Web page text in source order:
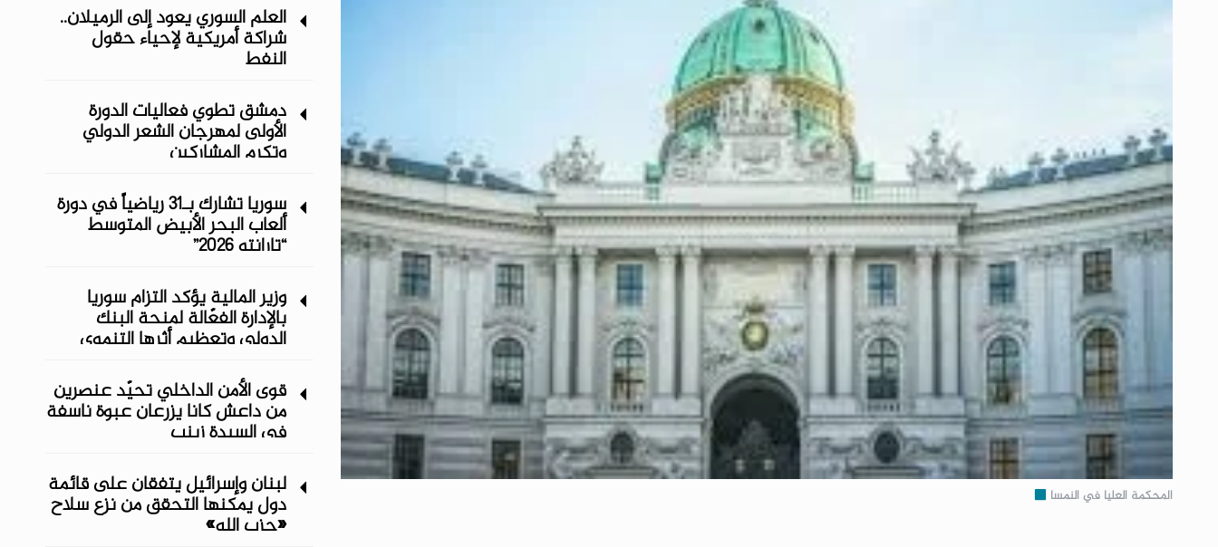
المحكمة العليا في النمسا
العلم السوري يعود إلى الرميلان..
شراكة أمريكية لإحياء حقول
النفط
دمشق تطوي فعاليات الدورة
الأولى لمهرجان الشعر الدولي
وتكرم المشاركين
سوريا تشارك بـ31 رياضياً في دورة
ألعاب البحر الأبيض المتوسط
“تارانتو 2026”
وزير المالية يؤكد التزام سوريا
بالإدارة الفعّالة لمنحة البنك
الدولي وتعظيم أثرها التنموي
قوى الأمن الداخلي تحيّد عنصرين
من داعش كانا يزرعان عبوة ناسفة
في السيدة زينب
لبنان وإسرائيل يتفقان على قائمة
دول يمكنها التحقق من نزع سلاح
«حزب الله»